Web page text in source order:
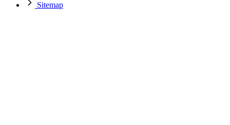
Sitemap